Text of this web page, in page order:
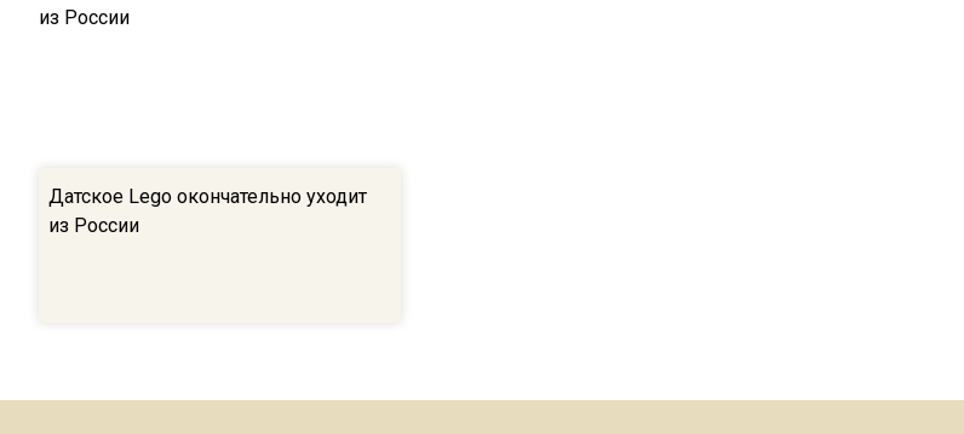
Датское Lego окончательно уходит
из России